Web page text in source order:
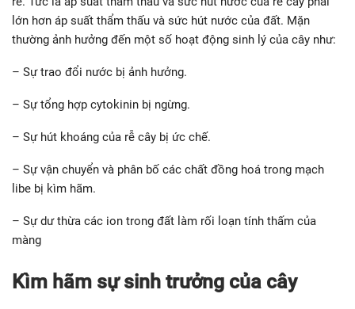
lớn hơn áp suất thẩm thấu và sức hút nước của đất. Mặn
thường ảnh hưởng đến một số hoạt động sinh lý của cây như:
– Sự trao đổi nước bị ảnh hưởng.
– Sự tổng hợp cytokinin bị ngừng.
– Sự hút khoáng của rễ cây bị ức chế.
– Sự vận chuyển và phân bố các chất đồng hoá trong mạch
libe bị kìm hãm.
– Sự dư thừa các ion trong đất làm rối loạn tính thấm của
màng
Kìm hãm sự sinh trưởng của cây